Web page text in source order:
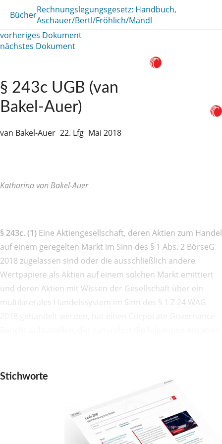
BücherRechnungslegungsgesetz: Handbuch,
Aschauer/Bertl/Fröhlich/Mandl
vorheriges Dokument
nächstes Dokument
§ 243c UGB (van
Bakel-Auer)
van Bakel-Auer 22. Lfg Mai 2018
Katharina van Bakel-Auer
§ 243c. (1) Eine Aktiengesellschaft, deren Aktien zum Handel
auf einem geregelten Markt im Sinn des § 1 Abs. 2 BörseG
2018 zugelassen sind oder die ausschließlich andere
Wertpapiere als Aktien auf einem solchen Markt emittiert
und deren Aktien mit Wissen der Gesellschaft über ein
multilaterales Handelssystem im Sinn des § 1 Z 24 WAG
Stichworte